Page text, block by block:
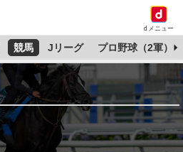
dメニュー
競馬 Jリーグ プロ野球（2軍）